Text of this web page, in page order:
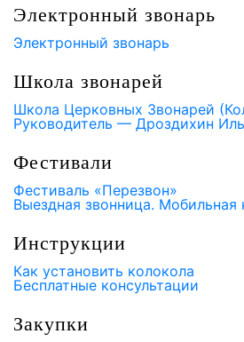
Электронный звонарь
Электронный звонарь
Школа звонарей
Школа Церковных Звонарей
Руководитель — Дроздихин
Фестивали
Фестиваль «Перезвон»
Выездная звонница. Мобильная
Инструкции
Как установить колокола
Бесплатные консультации
Закупки